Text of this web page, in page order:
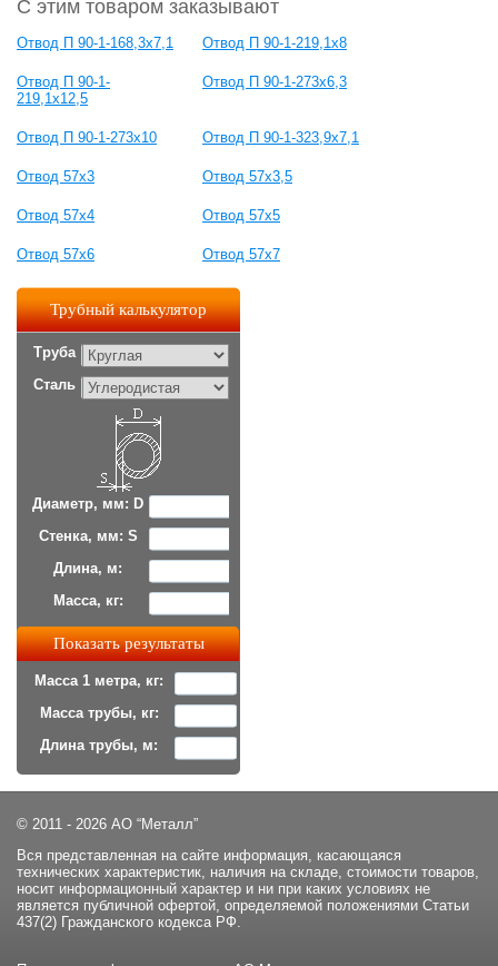
С этим товаром заказывают
Отвод П 90-1-168,3x7,1 Отвод П 90-1-219,1x8
Отвод П 90-1-
219,1x12,5
Отвод П 90-1-273x6,3
Отвод П 90-1-273x10 Отвод П 90-1-323,9x7,1
Отвод 57х3 Отвод 57х3,5
Отвод 57х4 Отвод 57х5
Отвод 57х6 Отвод 57х7
Трубный калькулятор
Труба
Сталь
Диаметр, мм: D
Стенка, мм: S
Длина, м:
Масса, кг:
Масса 1 метра, кг:
Масса трубы, кг:
Длина трубы, м:
© 2011 - 2026 АО “Металл”
Вся представленная на сайте информация, касающаяся
технических характеристик, наличия на складе, стоимости товаров,
носит информационный характер и ни при каких условиях не
является публичной офертой, определяемой положениями Статьи
437(2) Гражданского кодекса РФ.